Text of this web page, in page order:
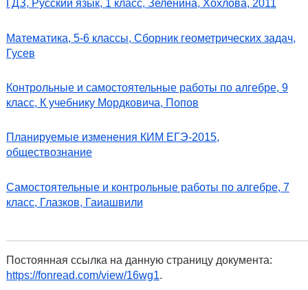
ГДЗ, Русский язык, 1 класс, Зеленина, Хохлова, 2011
Математика, 5-6 классы, Сборник геометрических задач,
Гусев
Контрольные и самостоятельные работы по алгебре, 9
класс, К учебнику Мордковича, Попов
Планируемые изменения КИМ ЕГЭ-2015,
обществознание
Самостоятельные и контрольные работы по алгебре, 7
класс, Глазков, Гаиашвили
Постоянная ссылка на данную страницу документа:
https://fonread.com/view/16wg1.